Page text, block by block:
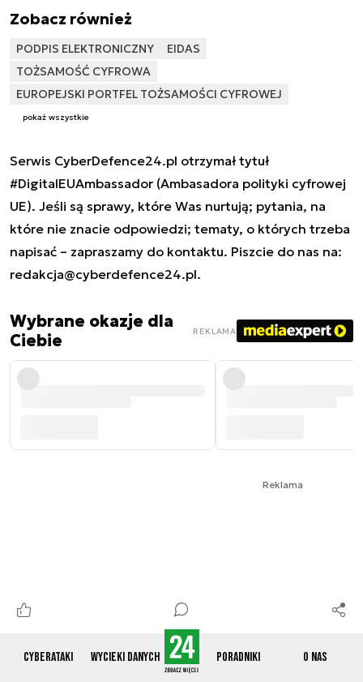
Cyberataki Wycieki danych Poradniki O nas
Zobacz również
PODPIS ELEKTRONICZNY
EIDAS
TOŻSAMOŚĆ CYFROWA
EUROPEJSKI PORTFEL TOŻSAMOŚCI CYFROWEJ
pokaż wszystkie
Serwis CyberDefence24.pl otrzymał tytuł
#DigitalEUAmbassador (Ambasadora polityki cyfrowej
UE). Jeśli są sprawy, które Was nurtują; pytania, na
które nie znacie odpowiedzi; tematy, o których trzeba
napisać – zapraszamy do kontaktu. Piszcie do nas na:
redakcja@cyberdefence24.pl.
Wybrane okazje dla
Ciebie
REKLAMA
Reklama